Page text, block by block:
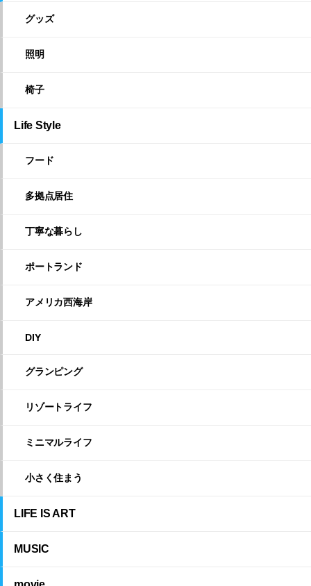
グッズ
照明
椅子
Life Style
フード
多拠点居住
丁寧な暮らし
ポートランド
アメリカ西海岸
DIY
グランピング
リゾートライフ
ミニマルライフ
小さく住まう
LIFE IS ART
MUSIC